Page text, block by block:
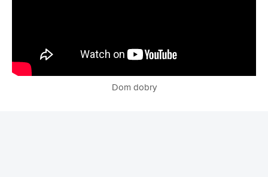
Dom dobry